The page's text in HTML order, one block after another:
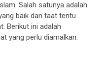
Salah satunya adalah
baik dan taat tentu
Berikut ini adalah
yang perlu diamalkan: